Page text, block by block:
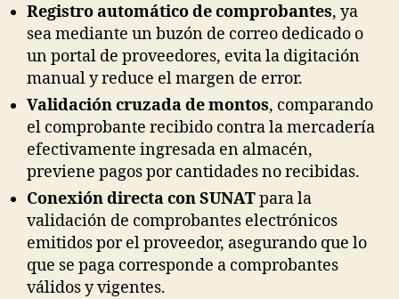
Registro automático de comprobantes, ya
sea mediante un buzón de correo dedicado o
un portal de proveedores, evita la digitación
manual y reduce el margen de error.
Validación cruzada de montos, comparando
el comprobante recibido contra la mercadería
efectivamente ingresada en almacén,
previene pagos por cantidades no recibidas.
Conexión directa con SUNATpara la
validación de comprobantes electrónicos
emitidos por el proveedor, asegurando que lo
que se paga corresponde a comprobantes
válidos y vigentes.